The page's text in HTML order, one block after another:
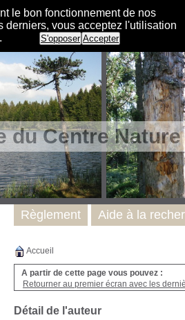
le bon fonctionnement de nos
derniers, vous acceptez l'utilisation
S'opposer Accepter
du Centre
Accueil
A partir de cette page vous pouvez :
Retourner au premier écran avec les
Détail de l'auteur
Règlement Aide à la